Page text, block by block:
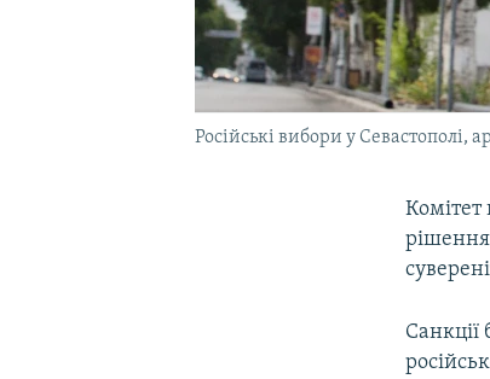
Російські вибори у Севастополі,
Комітет
рішення